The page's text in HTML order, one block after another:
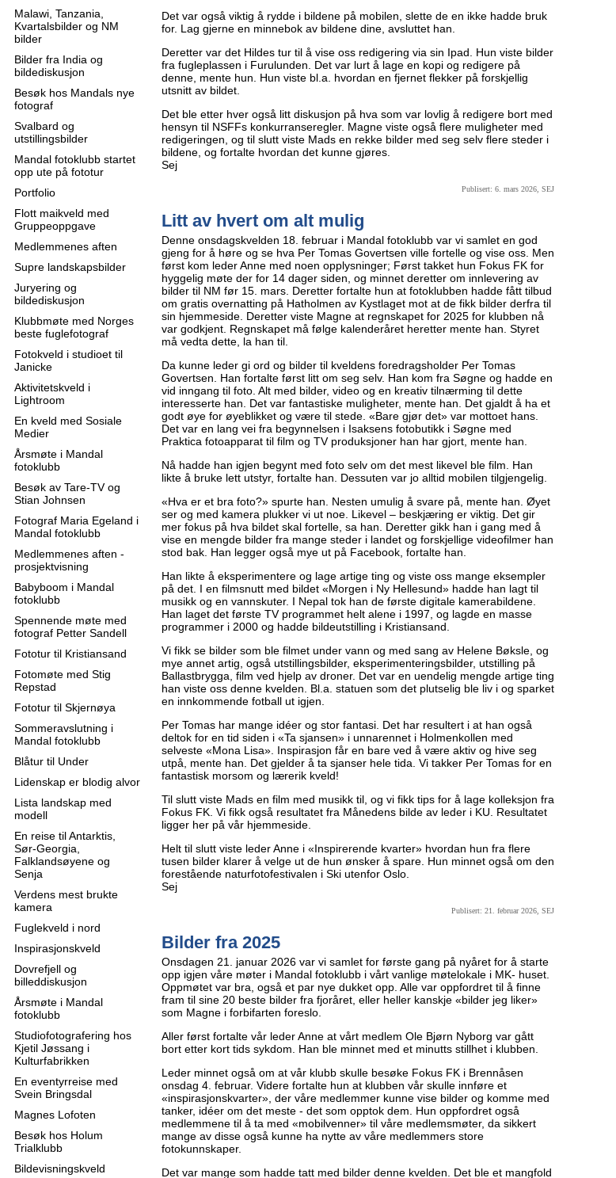
Malawi, Tanzania,
Kvartalsbilder og NM
bilder
Bilder fra India og
bildediskusjon
Besøk hos Mandals nye
fotograf
Svalbard og
utstillingsbilder
Mandal fotoklubb startet
opp ute på fototur
Portfolio
Flott maikveld med
Gruppeoppgave
Medlemmenes aften
Supre landskapsbilder
Juryering og
bildediskusjon
Klubbmøte med Norges
beste fuglefotograf
Fotokveld i studioet til
Janicke
Aktivitetskveld i
Lightroom
En kveld med Sosiale
Medier
Årsmøte i Mandal
fotoklubb
Besøk av Tare-TV og
Stian Johnsen
Fotograf Maria Egeland i
Mandal fotoklubb
Medlemmenes aften -
prosjektvisning
Babyboom i Mandal
fotoklubb
Spennende møte med
fotograf Petter Sandell
Fototur til Kristiansand
Fotomøte med Stig
Repstad
Fototur til Skjernøya
Sommeravslutning i
Mandal fotoklubb
Blåtur til Under
Lidenskap er blodig alvor
Lista landskap med
modell
En reise til Antarktis,
Sør-Georgia,
Falklandsøyene og
Senja
Verdens mest brukte
kamera
Fuglekveld i nord
Inspirasjonskveld
Dovrefjell og
billeddiskusjon
Årsmøte i Mandal
fotoklubb
Studiofotografering hos
Kjetil Jøssang i
Kulturfabrikken
En eventyrreise med
Svein Bringsdal
Magnes Lofoten
Besøk hos Holum
Trialklubb
Bildevisningskveld
Det var også viktig å rydde i bildene på mobilen, slette de en ikke hadde bruk
for. Lag gjerne en minnebok av bildene dine, avsluttet han.
Deretter var det Hildes tur til å vise oss redigering via sin Ipad. Hun viste bilder
fra fugleplassen i Furulunden. Det var lurt å lage en kopi og redigere på
denne, mente hun. Hun viste bl.a. hvordan en fjernet flekker på forskjellig
utsnitt av bildet.
Det ble etter hver også litt diskusjon på hva som var lovlig å redigere bort med
hensyn til NSFFs konkurranseregler. Magne viste også flere muligheter med
redigeringen, og til slutt viste Mads en rekke bilder med seg selv flere steder i
bildene, og fortalte hvordan det kunne gjøres.
Sej
Publisert: 6. mars 2026, SEJ
Litt av hvert om alt mulig
Denne onsdagskvelden 18. februar i Mandal fotoklubb var vi samlet en god
gjeng for å høre og se hva Per Tomas Govertsen ville fortelle og vise oss. Men
først kom leder Anne med noen opplysninger; Først takket hun Fokus FK for
hyggelig møte der for 14 dager siden, og minnet deretter om innlevering av
bilder til NM før 15. mars. Deretter fortalte hun at fotoklubben hadde fått tilbud
om gratis overnatting på Hatholmen av Kystlaget mot at de fikk bilder derfra til
sin hjemmeside. Deretter viste Magne at regnskapet for 2025 for klubben nå
var godkjent. Regnskapet må følge kalenderåret heretter mente han. Styret
må vedta dette, la han til.
Da kunne leder gi ord og bilder til kveldens foredragsholder Per Tomas
Govertsen. Han fortalte først litt om seg selv. Han kom fra Søgne og hadde en
vid inngang til foto. Alt med bilder, video og en kreativ tilnærming til dette
interesserte han. Det var fantastiske muligheter, mente han. Det gjaldt å ha et
godt øye for øyeblikket og være til stede. «Bare gjør det» var mottoet hans.
Det var en lang vei fra begynnelsen i Isaksens fotobutikk i Søgne med
Praktica fotoapparat til film og TV produksjoner han har gjort, mente han.
Nå hadde han igjen begynt med foto selv om det mest likevel ble film. Han
likte å bruke lett utstyr, fortalte han. Dessuten var jo alltid mobilen tilgjengelig.
«Hva er et bra foto?» spurte han. Nesten umulig å svare på, mente han. Øyet
ser og med kamera plukker vi ut noe. Likevel – beskjæring er viktig. Det gir
mer fokus på hva bildet skal fortelle, sa han. Deretter gikk han i gang med å
vise en mengde bilder fra mange steder i landet og forskjellige videofilmer han
stod bak. Han legger også mye ut på Facebook, fortalte han.
Han likte å eksperimentere og lage artige ting og viste oss mange eksempler
på det. I en filmsnutt med bildet «Morgen i Ny Hellesund» hadde han lagt til
musikk og en vannskuter. I Nepal tok han de første digitale kamerabildene.
Han laget det første TV programmet helt alene i 1997, og lagde en masse
programmer i 2000 og hadde bildeutstilling i Kristiansand.
Vi fikk se bilder som ble filmet under vann og med sang av Helene Bøksle, og
mye annet artig, også utstillingsbilder, eksperimenteringsbilder, utstilling på
Ballastbrygga, film ved hjelp av droner. Det var en uendelig mengde artige ting
han viste oss denne kvelden. Bl.a. statuen som det plutselig ble liv i og sparket
en innkommende fotball ut igjen.
Per Tomas har mange idéer og stor fantasi. Det har resultert i at han også
deltok for en tid siden i «Ta sjansen» i unnarennet i Holmenkollen med
selveste «Mona Lisa». Inspirasjon får en bare ved å være aktiv og hive seg
utpå, mente han. Det gjelder å ta sjanser hele tida. Vi takker Per Tomas for en
fantastisk morsom og lærerik kveld!
Til slutt viste Mads en film med musikk til, og vi fikk tips for å lage kolleksjon fra
Fokus FK. Vi fikk også resultatet fra Månedens bilde av leder i KU. Resultatet
ligger her på vår hjemmeside.
Helt til slutt viste leder Anne i «Inspirerende kvarter» hvordan hun fra flere
tusen bilder klarer å velge ut de hun ønsker å spare. Hun minnet også om den
forestående naturfotofestivalen i Ski utenfor Oslo.
Sej
Publisert: 21. februar 2026, SEJ
Bilder fra 2025
Onsdagen 21. januar 2026 var vi samlet for første gang på nyåret for å starte
opp igjen våre møter i Mandal fotoklubb i vårt vanlige møtelokale i MK- huset.
Oppmøtet var bra, også et par nye dukket opp. Alle var oppfordret til å finne
fram til sine 20 beste bilder fra fjoråret, eller heller kanskje «bilder jeg liker»
som Magne i forbifarten foreslo.
Aller først fortalte vår leder Anne at vårt medlem Ole Bjørn Nyborg var gått
bort etter kort tids sykdom. Han ble minnet med et minutts stillhet i klubben.
Leder minnet også om at vår klubb skulle besøke Fokus FK i Brennåsen
onsdag 4. februar. Videre fortalte hun at klubben vår skulle innføre et
«inspirasjonskvarter», der våre medlemmer kunne vise bilder og komme med
tanker, idéer om det meste - det som opptok dem. Hun oppfordret også
medlemmene til å ta med «mobilvenner» til våre medlemsmøter, da sikkert
mange av disse også kunne ha nytte av våre medlemmers store
fotokunnskaper.
Det var mange som hadde tatt med bilder denne kvelden. Det ble et mangfold